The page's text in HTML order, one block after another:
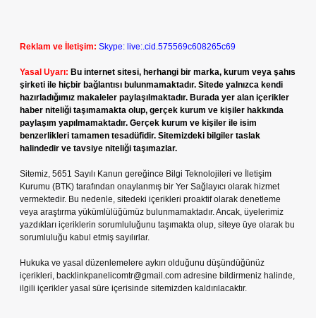
Reklam ve İletişim: Skype: live:.cid.575569c608265c69
Yasal Uyarı: Bu internet sitesi, herhangi bir marka, kurum veya şahıs
şirketi ile hiçbir bağlantısı bulunmamaktadır. Sitede yalnızca kendi
hazırladığımız makaleler paylaşılmaktadır. Burada yer alan içerikler
haber niteliği taşımamakta olup, gerçek kurum ve kişiler hakkında
paylaşım yapılmamaktadır. Gerçek kurum ve kişiler ile isim
benzerlikleri tamamen tesadüfidir. Sitemizdeki bilgiler taslak
halindedir ve tavsiye niteliği taşımazlar.
Sitemiz, 5651 Sayılı Kanun gereğince Bilgi Teknolojileri ve İletişim
Kurumu (BTK) tarafından onaylanmış bir Yer Sağlayıcı olarak hizmet
vermektedir. Bu nedenle, sitedeki içerikleri proaktif olarak denetleme
veya araştırma yükümlülüğümüz bulunmamaktadır. Ancak, üyelerimiz
yazdıkları içeriklerin sorumluluğunu taşımakta olup, siteye üye olarak bu
sorumluluğu kabul etmiş sayılırlar.
Hukuka ve yasal düzenlemelere aykırı olduğunu düşündüğünüz
içerikleri, backlinkpanelicomtr@gmail.com adresine bildirmeniz halinde,
ilgili içerikler yasal süre içerisinde sitemizden kaldırılacaktır.